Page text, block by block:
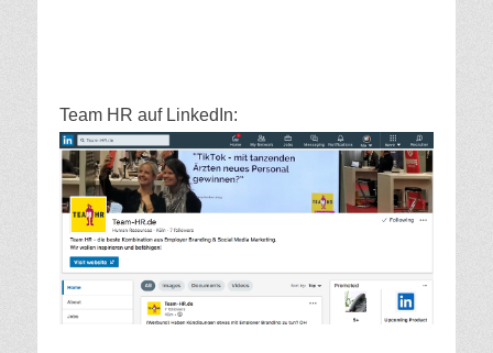
Team HR auf LinkedIn: